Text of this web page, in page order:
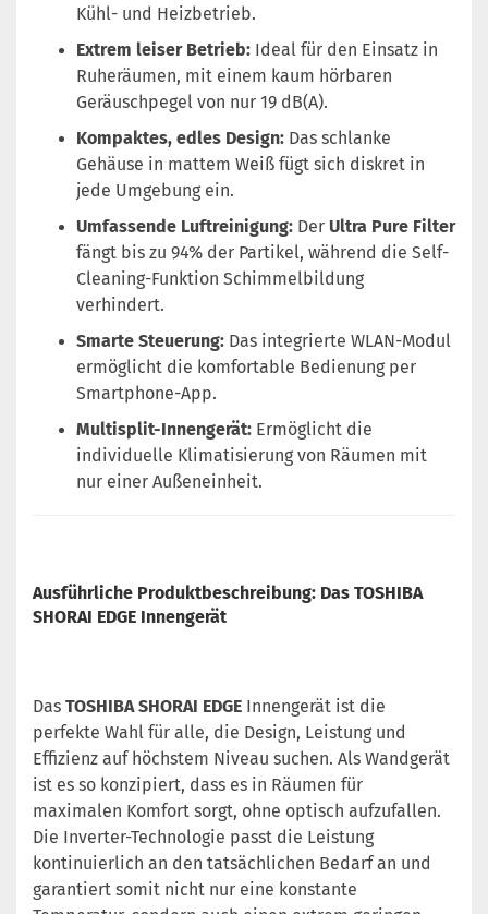
Kühl- und Heizbetrieb.
Extrem leiser Betrieb: Ideal für den Einsatz in
Ruheräumen, mit einem kaum hörbaren
Geräuschpegel von nur 19 dB(A).
Kompaktes, edles Design: Das schlanke
Gehäuse in mattem Weiß fügt sich diskret in
jede Umgebung ein.
Umfassende Luftreinigung: Der Ultra Pure Filter
fängt bis zu 94% der Partikel, während die Self-
Cleaning-Funktion Schimmelbildung
verhindert.
Smarte Steuerung: Das integrierte WLAN-Modul
ermöglicht die komfortable Bedienung per
Smartphone-App.
Multisplit-Innengerät: Ermöglicht die
individuelle Klimatisierung von Räumen mit
nur einer Außeneinheit.
Ausführliche Produktbeschreibung: Das TOSHIBA
SHORAI EDGE Innengerät
Das TOSHIBA SHORAI EDGE Innengerät ist die
perfekte Wahl für alle, die Design, Leistung und
Effizienz auf höchstem Niveau suchen. Als Wandgerät
ist es so konzipiert, dass es in Räumen für
maximalen Komfort sorgt, ohne optisch aufzufallen.
Die Inverter-Technologie passt die Leistung
kontinuierlich an den tatsächlichen Bedarf an und
garantiert somit nicht nur eine konstante